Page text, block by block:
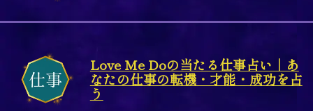
Love Me Doの当たる仕事占い｜あ
なたの仕事の転機・才能・成功を占
う